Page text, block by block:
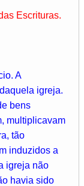
Escrituras.
A
igreja.
bens
multiplicavam
tão
induzidos a
igreja não
havia sido